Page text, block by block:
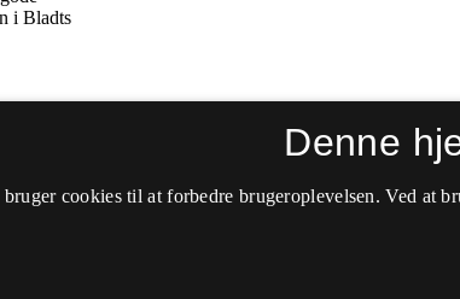
Denne
cookies til at forbedre brugeroplevelsen. Ved at